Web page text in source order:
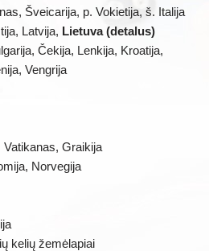
Šveicarija, p. Vokietija, š. Italija
Latvija, Lietuva (detalus)
Čekija, Lenkija, Kroatija,
Vengrija
Graikija
Norvegija
kelių žemėlapiai